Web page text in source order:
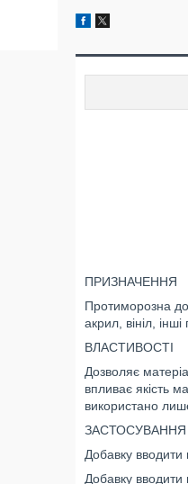
ПРИЗНАЧЕННЯ
Протиморозна
акрил, вініл,
ВЛАСТИВОСТІ
Дозволяє
впливає якість
використано
ЗАСТОСУВАННЯ
Добавку
Добавку вводити